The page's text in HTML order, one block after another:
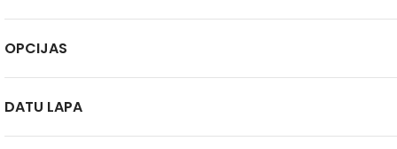
OPCIJAS
DATU LAPA